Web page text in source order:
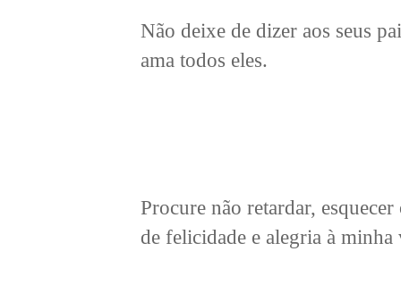
Não deixe de dizer aos seus
ama todos eles.
Procure não retardar,
de felicidade e alegria à minha